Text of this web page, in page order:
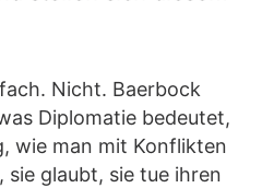
Nicht. Baerbock
Diplomatie bedeutet,
wie man mit Konflikten
sie glaubt, sie tue ihren